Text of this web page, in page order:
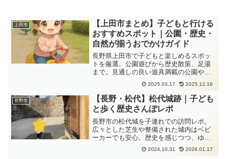
上田市
【上田市まとめ】子どもと行ける
おすすめスポット｜公園・歴史・
自然が揃うおでかけガイド
長野県上田市で子どもと楽しめるスポッ
トを厳選。公園遊びから歴史散策、足湯
まで。見通しの良い遊具満載の公園や、
桜が美しい城跡、散歩しやすい緑地な
ど、安心して訪れやすい場所をまとめて
います。
2025.03.17 2025.12.16
長野市
【長野・松代】松代城跡｜子ども
と歩く歴史さんぽレポ
長野市の松代城を子連れでの訪問レポ。
広々とした芝生や整備された城内はベビ
ーカーでも安心。歴史を感じつつ、ゆっ
たり過ごせる家族のおでかけ先です。
2024.10.31 2026.01.17